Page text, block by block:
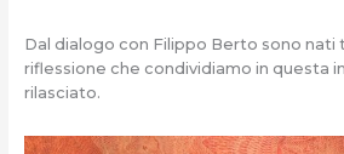
Dal dialogo con Filippo Berto sono nati
riflessione che condividiamo in questa
rilasciato.